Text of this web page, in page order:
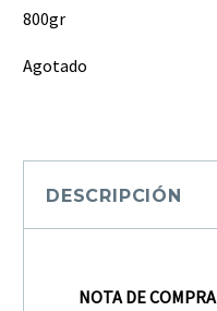
800gr
Agotado
DESCRIPCIÓN
NOTA DE COMPRA